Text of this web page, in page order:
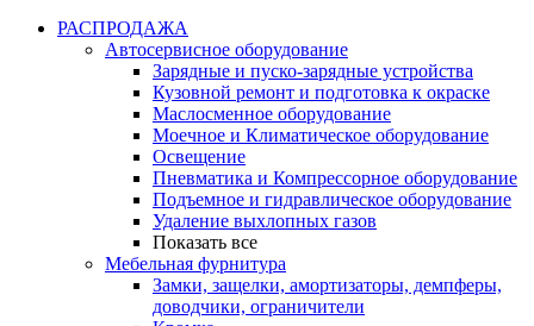
РАСПРОДАЖА
Автосервисное оборудование
Зарядные и пуско-зарядные устройства
Кузовной ремонт и подготовка к окраске
Маслосменное оборудование
Моечное и Климатическое оборудование
Освещение
Пневматика и Компрессорное оборудование
Подъемное и гидравлическое оборудование
Удаление выхлопных газов
Показать все
Мебельная фурнитура
Замки, защелки, амортизаторы, демпферы,
доводчики, ограничители